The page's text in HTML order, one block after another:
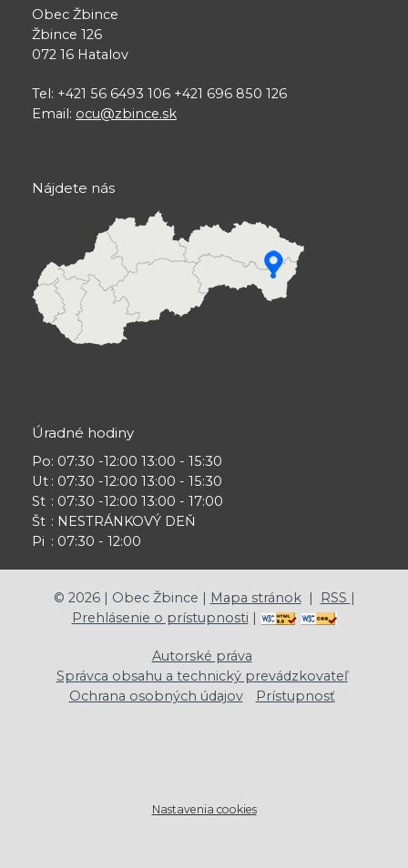
Obec Žbince
Žbince 126
072 16 Hatalov
Tel: +421 56 6493 106 +421 696 850 126
Email: ocu@zbince.sk
Nájdete nás
Úradné hodiny
Po
Ut
St
Št
Pi
: 07:30 -12:00 13:00 - 15:30
: 07:30 -12:00 13:00 - 15:30
: 07:30 -12:00 13:00 - 17:00
: NESTRÁNKOVÝ DEŇ
: 07:30 - 12:00
© 2026| Obec Žbince | Mapa stránok| RSS |
Prehlásenie o prístupnosti |
Autorské práva
Správca obsahu a technický prevádzkovateľ
Ochrana osobných údajov
Prístupnosť
Nastavenia cookies